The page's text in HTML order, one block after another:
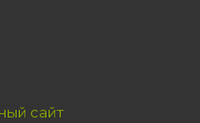
сайт